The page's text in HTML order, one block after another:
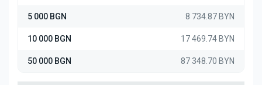
5 000 BGN 8 734.87 BYN
10 000 BGN 17 469.74 BYN
50 000 BGN 87 348.70 BYN